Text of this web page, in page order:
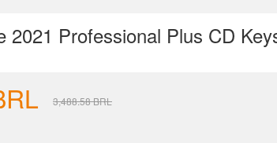
Professional Plus CD
3,488.58BRL